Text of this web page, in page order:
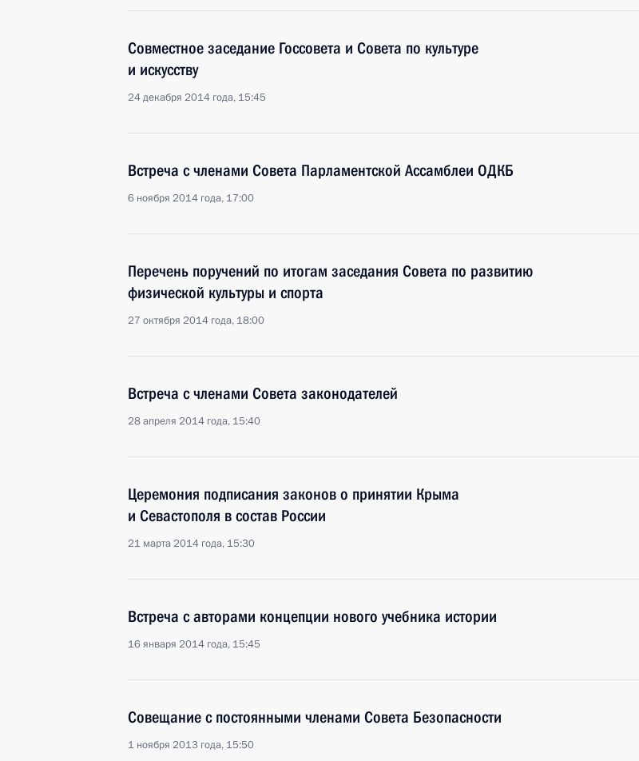
Совместное заседание Госсовета и Совета по культуре
и искусству
24 декабря 2014 года, 15:45
Встреча с членами Совета Парламентской Ассамблеи ОДКБ
6 ноября 2014 года, 17:00
Перечень поручений по итогам заседания Совета по развитию
физической культуры и спорта
27 октября 2014 года, 18:00
Встреча с членами Совета законодателей
28 апреля 2014 года, 15:40
Церемония подписания законов о принятии Крыма
и Севастополя в состав России
21 марта 2014 года, 15:30
Встреча с авторами концепции нового учебника истории
16 января 2014 года, 15:45
Совещание с постоянными членами Совета Безопасности
1 ноября 2013 года, 15:50